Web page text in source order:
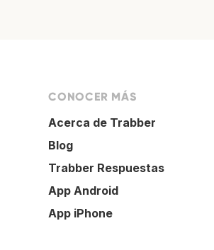
CONOCER MÁS
Acerca de Trabber
Blog
Trabber Respuestas
App Android
App iPhone